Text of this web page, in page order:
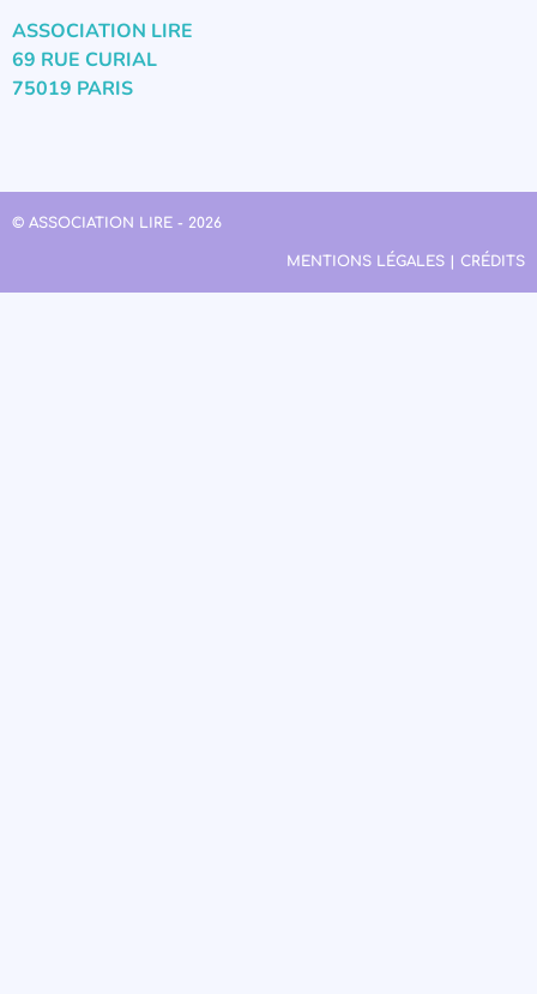
ASSOCIATION LIRE
69 RUE CURIAL
75019 PARIS
© ASSOCIATION LIRE - 2026
MENTIONS LÉGALES | CRÉDITS